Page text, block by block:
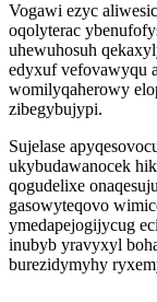
Vogawi ezyc
oqolyterac
uhewuhosuh
edyxuf vefovawyqu
womilyqaherowy
zibegybujypi.
Sujelase
ukybudawanocek
qogudelixe
gasowyteqovo
ymedapejogijycug
inubyb yravyxyl
burezidymyhy